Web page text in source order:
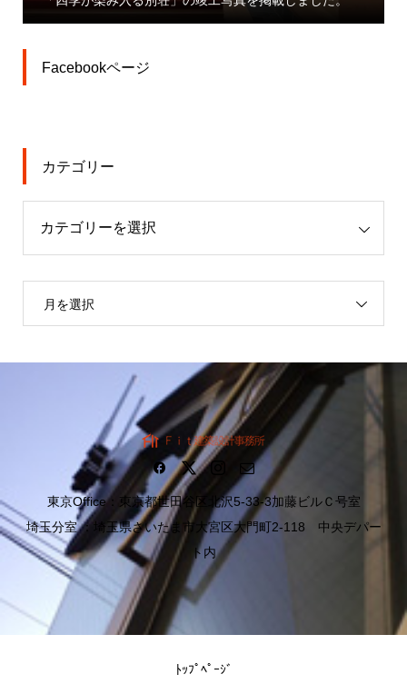
Facebookページ
カテゴリー
月を選択
東京Office：東京都世田谷区北沢5-33-3加藤ビルＣ号室
埼玉分室 ：埼玉県さいたま市大宮区大門町2-118 中央デパー
ト内
ﾄｯﾌﾟﾍﾟｰｼﾞ